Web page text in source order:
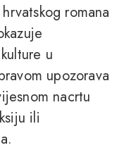
romana
u
upozorava
nacrtu
ili